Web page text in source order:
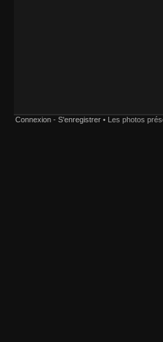
Connexion- S'enregistrer• Les photos